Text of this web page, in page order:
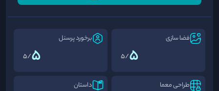
فضا سازی
5
/5
برخورد پرسنل
5
/5
طراحی معما داستان